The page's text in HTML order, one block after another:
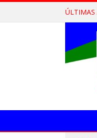
ÚLTIMAS